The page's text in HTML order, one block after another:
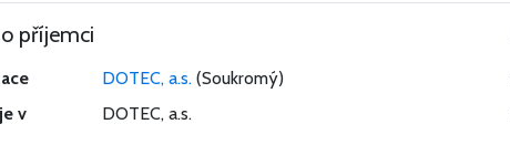
příjemci
DOTEC, a.s. (Soukromý)
v
DOTEC, a.s.